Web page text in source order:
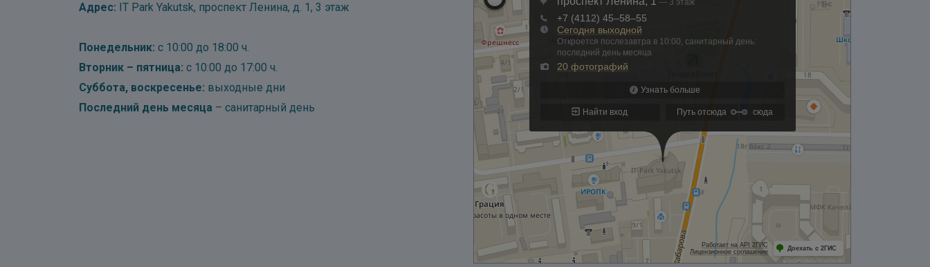
Адрес: IT Park Yakutsk, проспект Ленина, д. 1, 3 этаж
Понедельник: с 10:00 до 18:00 ч.
Вторник – пятница: с 10:00 до 17:00 ч.
Суббота, воскресенье: выходные дни
Последний день месяца – санитарный день